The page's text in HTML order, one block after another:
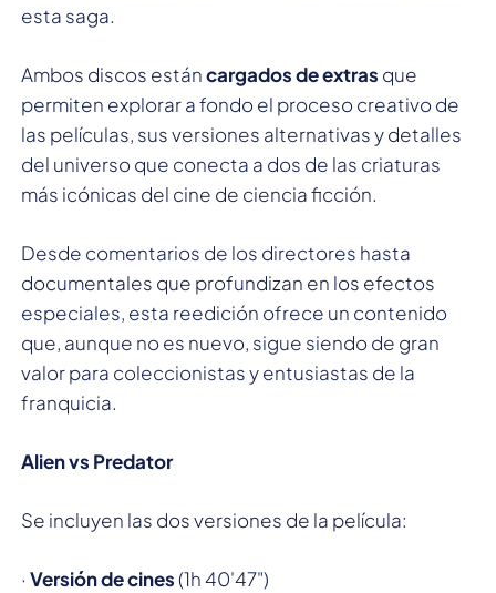
esta saga.
Ambos discos estáncargados de extras que
permiten explorar a fondo el proceso creativo de
las películas, sus versiones alternativas y detalles
del universo que conecta a dos de las criaturas
más icónicas del cine de ciencia ficción.
Desde comentarios de los directores hasta
documentales que profundizan en los efectos
especiales, esta reedición ofrece un contenido
que, aunque no es nuevo, sigue siendo de gran
valor para coleccionistas y entusiastas de la
franquicia.
Alien vs Predator
Se incluyen las dos versiones de la película:
· Versión de cines(1h 40'47")